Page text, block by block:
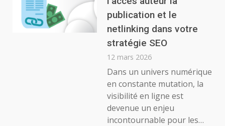
publication et le
netlinking dans votre
stratégie SEO
12 mars 2026
Dans un univers numérique
en constante mutation, la
visibilité en ligne est
devenue un enjeu
incontournable pour les…